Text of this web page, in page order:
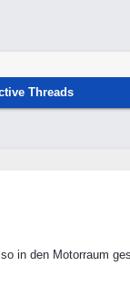
Threads
in den Motorraum